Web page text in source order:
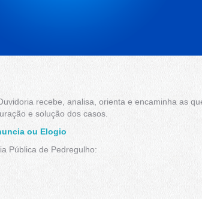
recebe, analisa, orienta e encaminha as
e solução dos casos.
ou Elogio
Pública de Pedregulho: